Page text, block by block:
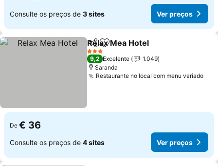
Consulte os preços de 3 sites Ver preços
PartilharAdicionar aos favoritos
Relax Mea Hotel
3 Estrelas
9,2 Excelente
1.049
Saranda
Restaurante no local com menu variadoVer
De € 36
Consulte os preços de 4 sites Ver preços